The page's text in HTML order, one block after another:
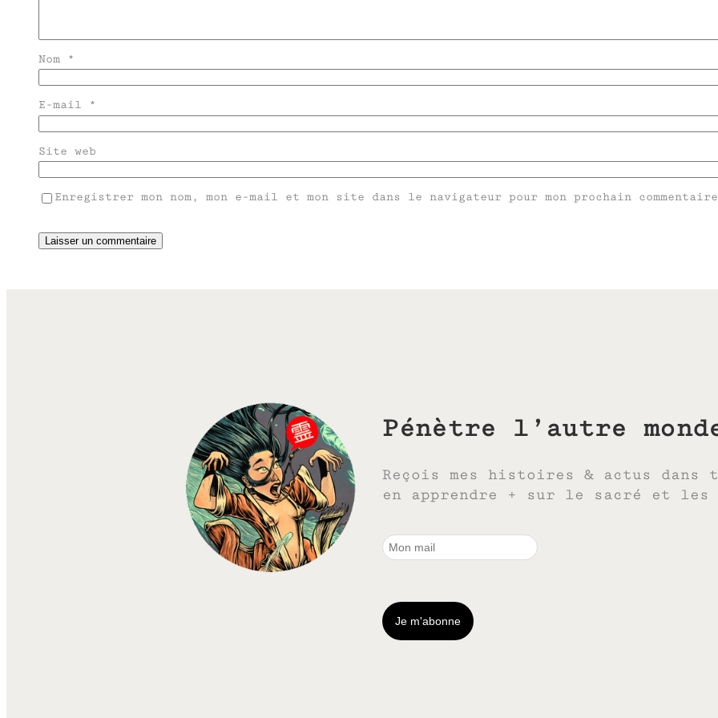
Nom *
E-mail *
Site web
Enregistrer mon nom, mon e-mail et mon site dans le navigateur pour mon prochain
Pénètre l’autre
Reçois mes histoires & actus
en apprendre + sur le sacré et les